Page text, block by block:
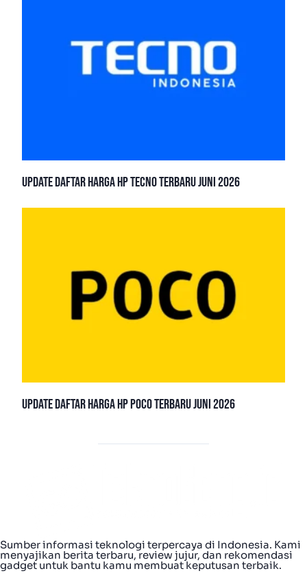
Update Daftar Harga HP TECNO Terbaru Juni 2026
Update Daftar Harga HP POCO Terbaru Juni 2026
Sumber informasi teknologi terpercaya di Indonesia. Kami
menyajikan berita terbaru, review jujur, dan rekomendasi
gadget untuk bantu kamu membuat keputusan terbaik.